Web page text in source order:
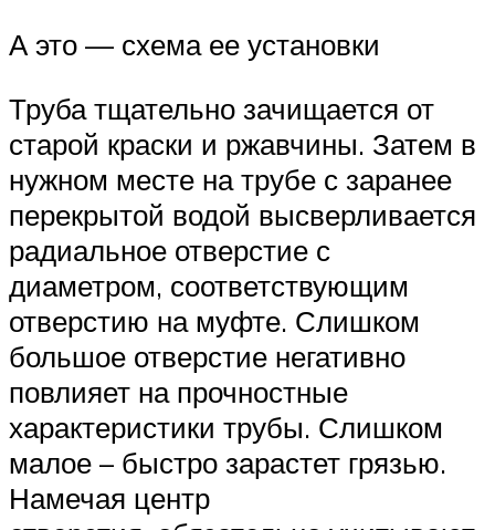
А это — схема ее установки
Труба тщательно зачищается от
старой краски и ржавчины. Затем в
нужном месте на трубе с заранее
перекрытой водой высверливается
радиальное отверстие с
диаметром, соответствующим
отверстию на муфте. Слишком
большое отверстие негативно
повлияет на прочностные
характеристики трубы. Слишком
малое – быстро зарастет грязью.
Намечая центр